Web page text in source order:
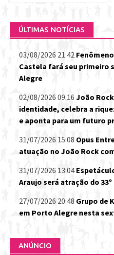
ÚLTIMAS NOTÍCIAS
03/08/2026 21:42
Castela fará seu primeiro
Alegre
02/08/2026 09:16 João
identidade, celebra a
e aponta para um futuro
31/07/2026 15:08 Opus
atuação no João Rock
31/07/2026 13:04
Araujo será atração do 33º
27/07/2026 20:48 Grupo de
em Porto Alegre nesta
ANÚNCIO